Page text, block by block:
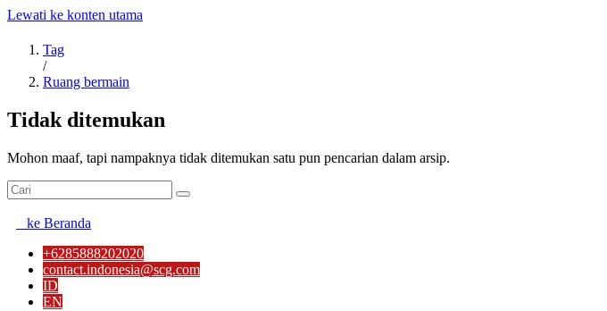
Lewati ke konten utama
Tag
/
Ruang bermain
Tidak ditemukan
Mohon maaf, tapi nampaknya tidak ditemukan satu pun pencarian dalam arsip.
ke Beranda
+6285888202020
contact.indonesia@scg.com
ID
EN